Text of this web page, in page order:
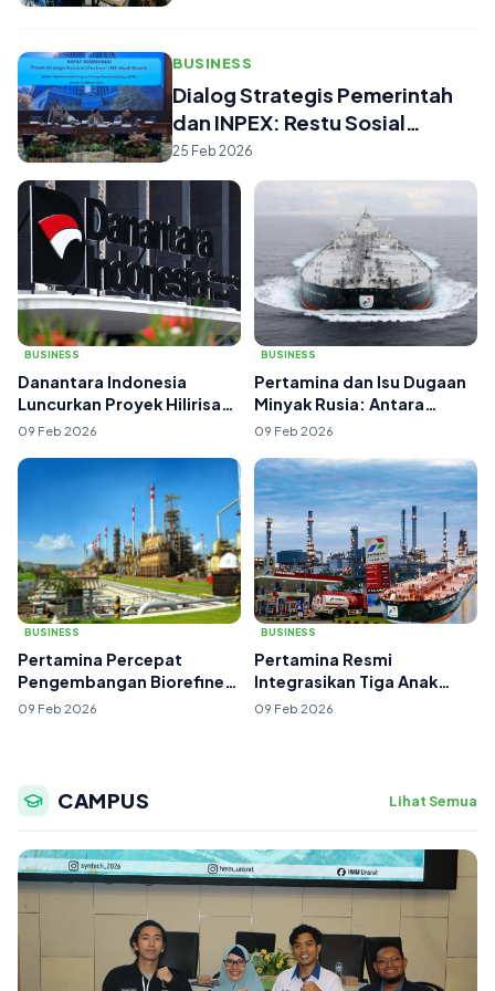
BUSINESS
Dialog Strategis Pemerintah
dan INPEX: Restu Sosial
Proyek M...
25 Feb 2026
BUSINESS
Danantara Indonesia
Luncurkan Proyek Hilirisasi
US$7 Miliar,...
09 Feb 2026
BUSINESS
Pertamina dan Isu Dugaan
Minyak Rusia: Antara
Kepatuhan, Ket...
09 Feb 2026
BUSINESS
Pertamina Percepat
Pengembangan Biorefinery
untuk Dukung Tra...
09 Feb 2026
BUSINESS
Pertamina Resmi
Integrasikan Tiga Anak
Usaha Bisnis Hilir da...
09 Feb 2026
CAMPUS Lihat Semua